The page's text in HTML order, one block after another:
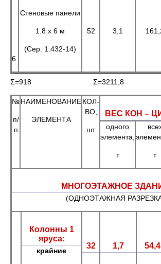
6.
Стеновые панели
1.8 х 6 м
(Сер. 1.432-14)
52 3,1
Σ=918 Σ=3211,8
№
п/
п
НАИМЕНОВАНИЕ
ЭЛЕМЕНТА
КОЛ-
ВО,
шт
ВЕС КОН –
одного
элемента,
т т
МНОГОЭТАЖНОЕ
(ОДНОЭТАЖНАЯ
Колонны 1
яруса:
крайние
32 1,7 54,4